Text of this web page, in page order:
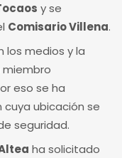
y se
Comisario Villena.
los medios y la
eso se ha
ubicación se
seguridad.
ha solicitado